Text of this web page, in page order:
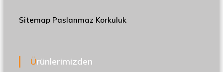
Sitemap Paslanmaz Korkuluk
Ürünlerimizden